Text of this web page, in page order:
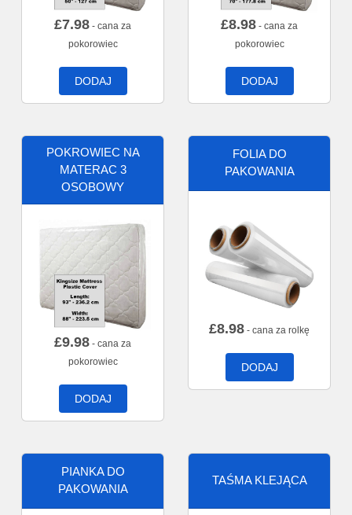
£7.98 - cana za
pokorowiec
DODAJ
£8.98 - cana za
pokorowiec
DODAJ
POKROWIEC NA
MATERAC 3
OSOBOWY
£9.98 - cana za
pokorowiec
DODAJ
FOLIA DO
PAKOWANIA
£8.98 - cana za rolkę
DODAJ
PIANKA DO
PAKOWANIA
TAŚMA KLEJĄCA